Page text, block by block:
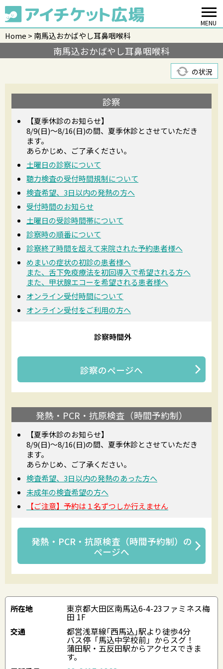
MENU
Home 南馬込おかばやし耳鼻咽喉科
南馬込おかばやし耳鼻咽喉科
の状況
診察
【夏季休診のお知らせ】
8/9(日)～8/16(日)の間、夏季休診とさせていただき
ます。
あらかじめ、ご了承ください。
土曜日の診察について
聴力検査の受付時間規制について
検査希望、3日以内の発熱の方へ
受付時間のお知らせ
土曜日の受診時間帯について
診察時の順番について
診察終了時間を超えて来院された予約患者様へ
めまいの症状の初診の患者様へ
また、舌下免疫療法を初回導入で希望される方へ
また、甲状腺エコーを希望される患者様へ
オンライン受付時間について
オンライン受付をご利用の方へ
診察時間外
診察のページへ
発熱・PCR・抗原検査（時間予約制）
【夏季休診のお知らせ】
8/9(日)～8/16(日)の間、夏季休診とさせていただき
ます。
あらかじめ、ご了承ください。
検査希望、3日以内の発熱のあった方へ
未成年の検査希望の方へ
【ご注意】予約は１名ずつしか行えません
発熱・PCR・抗原検査（時間予約制） の
ページへ
所在地 東京都大田区南馬込6-4-23ファミネス梅
田 1F
交通 都営浅草線｢西馬込｣駅より徒歩4分
バス停「馬込中学校前」からスグ！
蒲田駅・五反田駅からアクセスできま
す。